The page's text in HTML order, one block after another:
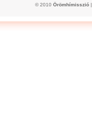
© 2010 Örömhímisszió